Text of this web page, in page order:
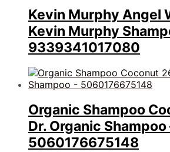
Kevin Murphy Angel
Kevin Murphy
9339341017080
Organic Shampoo
Dr. Organic Shampoo
5060176675148